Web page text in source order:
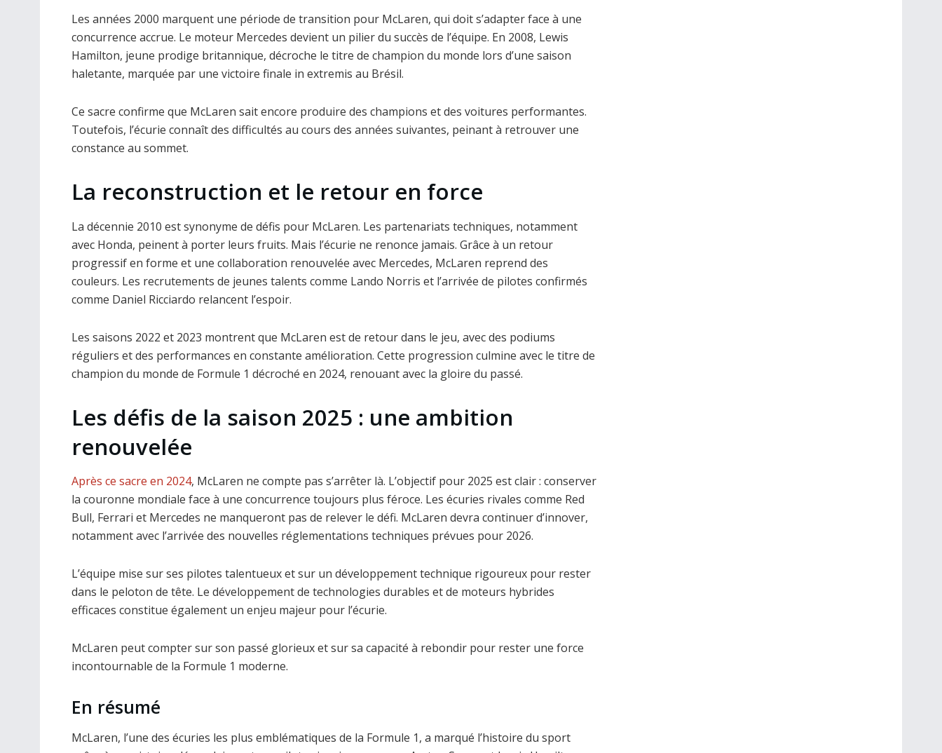
Les années 2000 marquent une période de transition pour McLaren, qui doit s’adapter face à une
concurrence accrue. Le moteur Mercedes devient un pilier du succès de l’équipe. En 2008, Lewis
Hamilton, jeune prodige britannique, décroche le titre de champion du monde lors d’une saison
haletante, marquée par une victoire finale in extremis au Brésil.
Ce sacre confirme que McLaren sait encore produire des champions et des voitures performantes.
Toutefois, l’écurie connaît des difficultés au cours des années suivantes, peinant à retrouver une
constance au sommet.
La reconstruction et le retour en force
La décennie 2010 est synonyme de défis pour McLaren. Les partenariats techniques, notamment
avec Honda, peinent à porter leurs fruits. Mais l’écurie ne renonce jamais. Grâce à un retour
progressif en forme et une collaboration renouvelée avec Mercedes, McLaren reprend des
couleurs. Les recrutements de jeunes talents comme Lando Norris et l’arrivée de pilotes confirmés
comme Daniel Ricciardo relancent l’espoir.
Les saisons 2022 et 2023 montrent que McLaren est de retour dans le jeu, avec des podiums
réguliers et des performances en constante amélioration. Cette progression culmine avec le titre de
champion du monde de Formule 1 décroché en 2024, renouant avec la gloire du passé.
Les défis de la saison 2025 : une ambition
renouvelée
Après ce sacre en 2024, McLaren ne compte pas s’arrêter là. L’objectif pour 2025 est clair : conserver
la couronne mondiale face à une concurrence toujours plus féroce. Les écuries rivales comme Red
Bull, Ferrari et Mercedes ne manqueront pas de relever le défi. McLaren devra continuer d’innover,
notamment avec l’arrivée des nouvelles réglementations techniques prévues pour 2026.
L’équipe mise sur ses pilotes talentueux et sur un développement technique rigoureux pour rester
dans le peloton de tête. Le développement de technologies durables et de moteurs hybrides
efficaces constitue également un enjeu majeur pour l’écurie.
McLaren peut compter sur son passé glorieux et sur sa capacité à rebondir pour rester une force
incontournable de la Formule 1 moderne.
En résumé
McLaren, l’une des écuries les plus emblématiques de la Formule 1, a marqué l’histoire du sport